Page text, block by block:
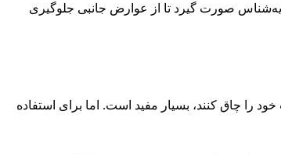
صورت گیرد تا از عوارض جانبی جلوگیری
را چاق کنند، بسیار مفید است. اما برای استفاده